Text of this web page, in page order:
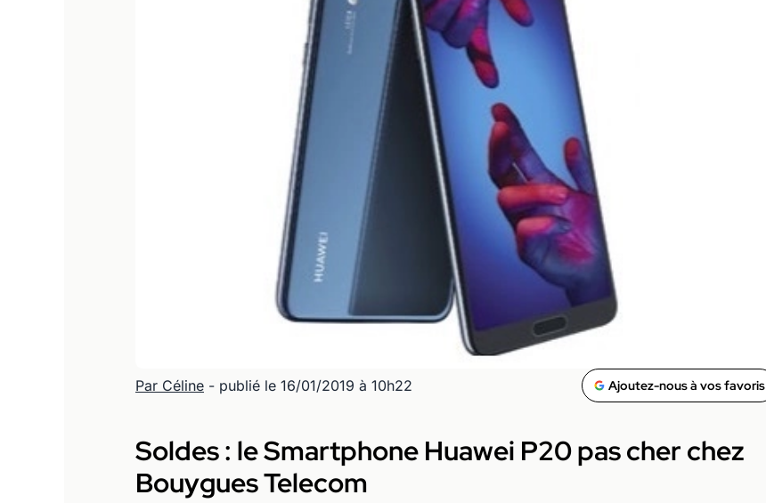
Par Céline - publié le 16/01/2019 à 10h22 Ajoutez-nous à vos favoris
Soldes : le Smartphone Huawei P20 pas cher chez
Bouygues Telecom